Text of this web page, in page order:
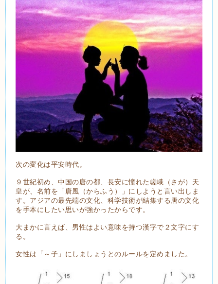
次の変化は平安時代。
９世紀初め、中国の唐の都、長安に憧れた嵯峨（さが）天
皇が、名前を「唐風（からふう）」にしようと言い出しま
す。アジアの最先端の文化、科学技術が結集する唐の文化
を手本にしたい思いが強かったからです。
大まかに言えば、男性はよい意味を持つ漢字で２文字にす
る。
女性は「～子」にしましょうとのルールを定めました。